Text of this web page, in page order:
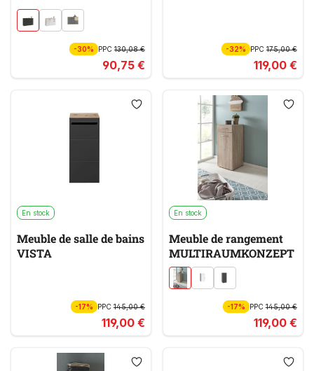
-30% PPC 130,08 €
90,75 €
-32% PPC175,00 €
119,00 €
En stock
Meuble de salle de bains
VISTA
-17% PPC 145,00 €
119,00 €
En stock
Meuble de rangement
MULTIRAUMKONZEPT
-17% PPC145,00 €
119,00 €